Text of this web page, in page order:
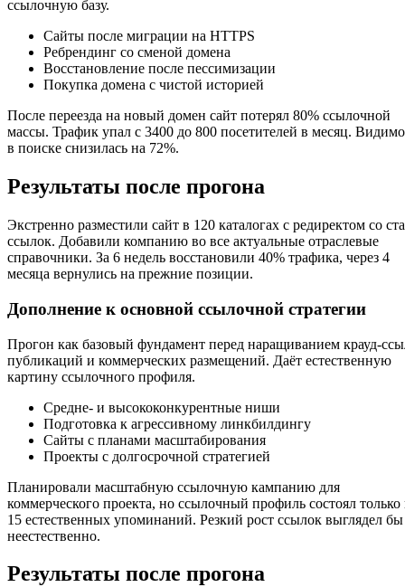
ссылочную базу.
Сайты после миграции на HTTPS
Ребрендинг со сменой домена
Восстановление после пессимизации
Покупка домена с чистой историей
После переезда на новый домен сайт потерял 80% ссылочной
массы. Трафик упал с 3400 до 800 посетителей в месяц.
в поиске снизилась на 72%.
Результаты после прогона
Экстренно разместили сайт в 120 каталогах с редиректом со
ссылок. Добавили компанию во все актуальные отраслевые
справочники. За 6 недель восстановили 40% трафика, через 4
месяца вернулись на прежние позиции.
Дополнение к основной ссылочной стратегии
Прогон как базовый фундамент перед наращиванием крауд-
публикаций и коммерческих размещений. Даёт естественную
картину ссылочного профиля.
Средне- и высококонкурентные ниши
Подготовка к агрессивному линкбилдингу
Сайты с планами масштабирования
Проекты с долгосрочной стратегией
Планировали масштабную ссылочную кампанию для
коммерческого проекта, но ссылочный профиль состоял только
15 естественных упоминаний. Резкий рост ссылок выглядел бы
неестественно.
Результаты после прогона